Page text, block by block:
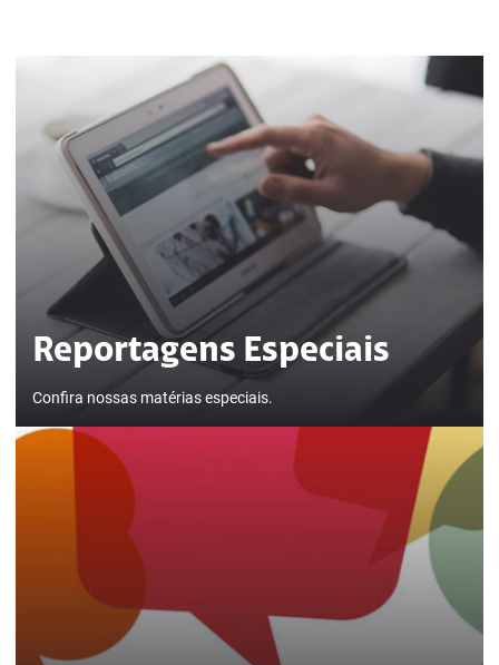
Reportagens Especiais
Confira nossas matérias especiais.